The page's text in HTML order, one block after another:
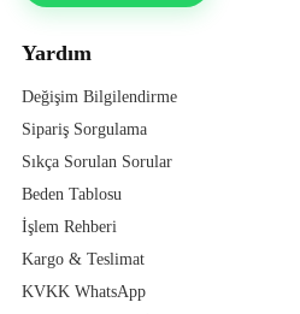
Yardım
Değişim Bilgilendirme
Sipariş Sorgulama
Sıkça Sorulan Sorular
Beden Tablosu
İşlem Rehberi
Kargo & Teslimat
KVKK WhatsApp